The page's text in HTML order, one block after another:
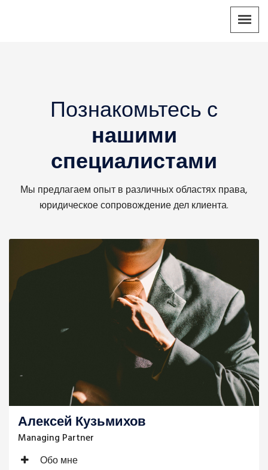
Познакомьтесь с
нашими
специалистами
Мы предлагаем опыт в различных областях права,
юридическое сопровождение дел клиента.
Алексей Кузьмихов
Managing Partner
Обо мне